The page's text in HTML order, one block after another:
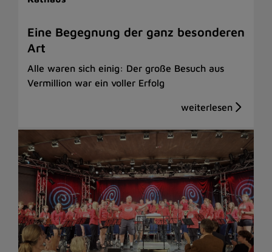
Eine Begegnung der ganz besonderen
Art
Alle waren sich einig: Der große Besuch aus
Vermillion war ein voller Erfolg